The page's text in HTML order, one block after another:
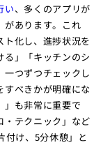
い、多くのアプリが
があります。これ
ト化し、進捗状況を
」「キッチンのシ
一つずつチェックし
すべきかが明確にな
」も非常に重要で
・テクニック」など
付け、5分休憩」と